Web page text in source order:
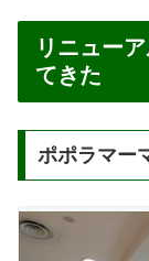
リニュー
てきた
ポポラマー